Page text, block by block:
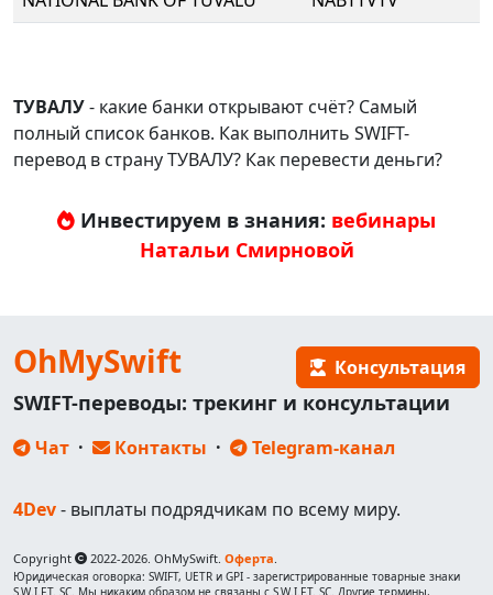
ТУВАЛУ- какие банки открывают счёт? Самый
полный список банков. Как выполнить SWIFT-
перевод в страну ТУВАЛУ? Как перевести деньги?
Инвестируем в знания: вебинары
Натальи Смирновой
OhMySwift Консультация
SWIFT-переводы: трекинг и консультации
Чат · Контакты · Telegram-канал
4Dev- выплаты подрядчикам по всему миру.
Copyright 2022-2026. OhMySwift. Оферта.
Юридическая оговорка: SWIFT, UETR и GPI - зарегистрированные товарные знаки
S.W.I.F.T. SC. Мы никаким образом не связаны с S.W.I.F.T. SC. Другие термины,